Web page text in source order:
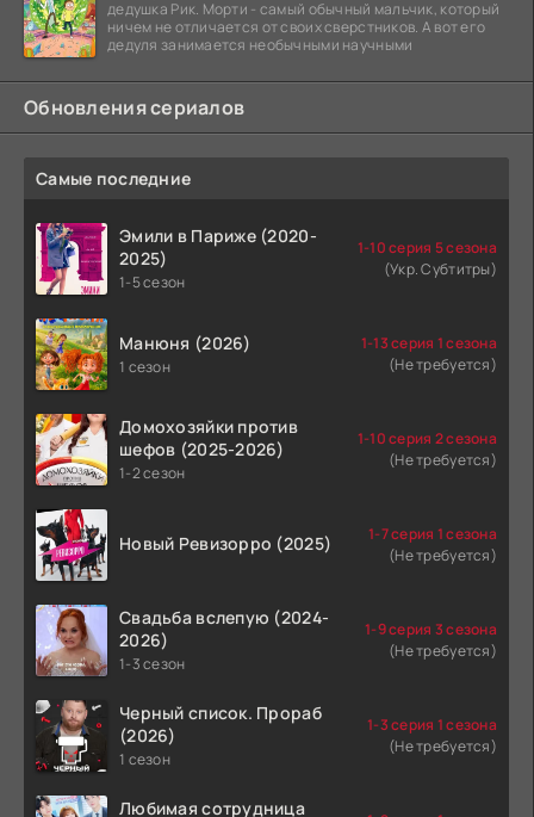
дедушка Рик. Морти - самый обычный мальчик, который
ничем не отличается от своих сверстников. А вот его
дедуля занимается необычными научными
Обновления сериалов
Самые последние
Эмили в Париже (2020-
2025)
1-5 сезон
1-10 серия 5 сезона
(Укр. Субтитры)
Манюня (2026)
1 сезон
1-13 серия 1 сезона
(Не требуется)
Домохозяйки против
шефов (2025-2026)
1-2 сезон
1-10 серия 2 сезона
(Не требуется)
Новый Ревизорро (2025)
1-7 серия 1 сезона
(Не требуется)
Свадьба вслепую (2024-
2026)
1-3 сезон
1-9 серия 3 сезона
(Не требуется)
Черный список. Прораб
(2026)
1 сезон
1-3 серия 1 сезона
(Не требуется)
Любимая сотрудница